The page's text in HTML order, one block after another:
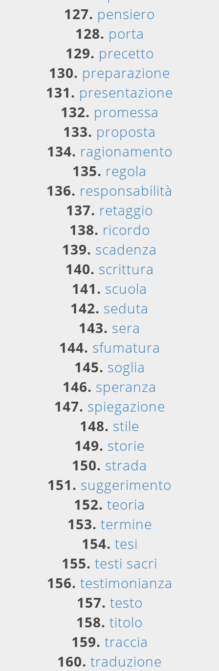
127. pensiero
128. porta
129. precetto
130. preparazione
131. presentazione
132. promessa
133. proposta
134. ragionamento
135. regola
136. responsabilità
137. retaggio
138. ricordo
139. scadenza
140. scrittura
141. scuola
142. seduta
143. sera
144. sfumatura
145. soglia
146. speranza
147. spiegazione
148. stile
149. storie
150. strada
151. suggerimento
152. teoria
153. termine
154. tesi
155. testi sacri
156. testimonianza
157. testo
158. titolo
159. traccia
160. traduzione